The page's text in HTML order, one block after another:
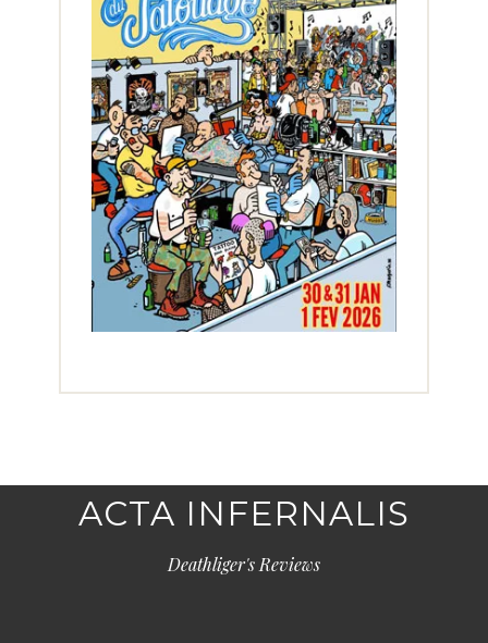
ACTA INFERNALIS
Deathliger's Reviews